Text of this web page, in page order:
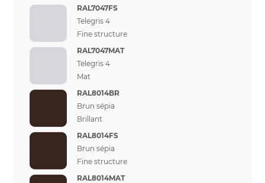
RAL7047FS
Telegris 4
Fine structure
RAL7047MAT
Telegris 4
Mat
RAL8014BR
Brun sépia
Brillant
RAL8014FS
Brun sépia
Fine structure
RAL8014MAT